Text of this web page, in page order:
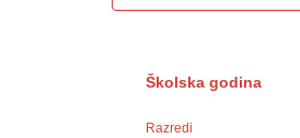
Školska godina
Razredi